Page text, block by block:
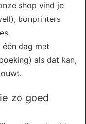
shop vind je
bonprinters
één dag met
als dat kan,
zo goed